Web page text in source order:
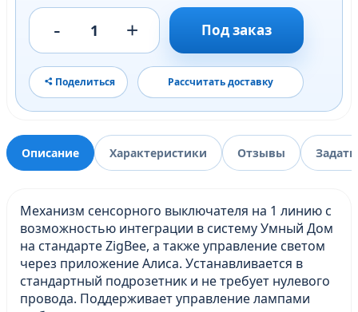
- 1 + Под заказ
Поделиться Рассчитать доставку
Описание Характеристики Отзывы
Механизм сенсорного выключателя на 1 линию с
возможностью интеграции в систему Умный Дом
на стандарте ZigBee, а также управление светом
через приложение Алиса. Устанавливается в
стандартный подрозетник и не требует нулевого
провода. Поддерживает управление лампами